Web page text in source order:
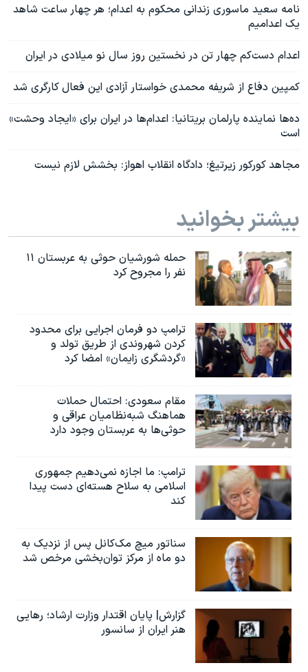
نامه سعید ماسوری زندانی محکوم به اعدام؛ هر چهار ساعت شاهد
یک اعدامیم
اعدام دست‌کم چهار تن در نخستین روز سال نو میلادی در ایران
کمپین دفاع از شریفه محمدی خواستار آزادی این فعال کارگری شد
ده‌ها نماینده پارلمان بریتانیا: اعدام‌ها در ایران برای «ایجاد وحشت‌»
است
مجاهد کورکور زیرتیغ؛ دادگاه انقلاب اهواز: بخشش لازم نیست
بیشتر بخوانید
حمله شورشیان حوثی به عربستان ۱۱
نفر را مجروح کرد
ترامپ دو فرمان اجرایی برای محدود
کردن شهروندی از طریق تولد و
«گردشگری زایمان» امضا کرد
مقام سعودی: احتمال حملات
هماهنگ شبه‌نظامیان عراقی و
حوثی‌ها به عربستان وجود دارد
ترامپ: ما اجازه نمی‌دهیم جمهوری
اسلامی به سلاح هسته‌ای دست پیدا
کند
سناتور میچ مک‌کانل پس از نزدیک به
دو ماه از مرکز توان‌بخشی مرخص شد
گزارش| پایان اقتدار وزارت ارشاد؛ رهایی
هنر ایران از سانسور